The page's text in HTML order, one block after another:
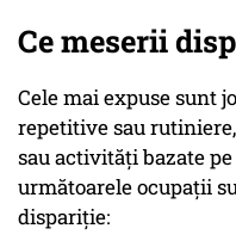
Ce meserii
Cele mai expuse sunt
repetitive sau
sau activități bazate
următoarele ocupații
dispariție: